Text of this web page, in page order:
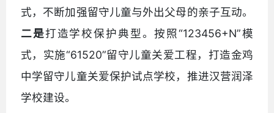
式，不断加强留守儿童与外出父母的亲子互动。
二是打造学校保护典型。按照“123456+N”模
式，实施“61520”留守儿童关爱工程，打造金鸡
中学留守儿童关爱保护试点学校，推进汉营润泽
学校建设。